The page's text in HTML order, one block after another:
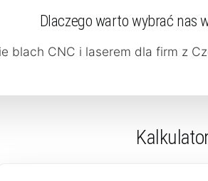
Dlaczego warto wybrać nas
blach CNC i laserem dla firm z